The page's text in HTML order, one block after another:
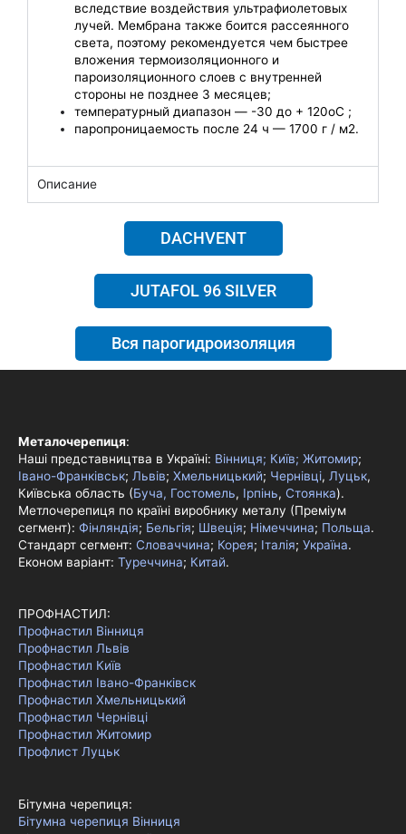
вследствие воздействия ультрафиолетовых
лучей. Мембрана также боится рассеянного
света, поэтому рекомендуется чем быстрее
вложения термоизоляционного и
пароизоляционного слоев с внутренней
стороны не позднее 3 месяцев;
температурный диапазон — -30 до + 120оС ;
паропроницаемость после 24 ч — 1700 г / м2.
Описание
DACHVENT
JUTAFOL 96 SILVER
Вся парогидроизоляция
Металочерепиця:
Наші представництва в Україні: Вінниця; Київ; Житомир;
Івано-Франківськ; Львів; Хмельницький; Чернівці, Луцьк,
Київська область (Буча, Гостомель, Ірпінь, Стоянка).
Метлочерепиця по країні виробнику металу (Преміум
сегмент): Фінляндія; Бельгія; Швеція; Німеччина; Польща.
Стандарт сегмент: Словаччина; Корея; Італія; Україна.
Економ варіант: Туреччина; Китай.
ПРОФНАСТИЛ:
Профнастил Вінниця
Профнастил Львів
Профнастил Київ
Профнастил Івано-Франківск
Профнастил Хмельницький
Профнастил Чернівці
Профнастил Житомир
Профлист Луцьк
Бітумна черепиця:
Бітумна черепиця Вінниця